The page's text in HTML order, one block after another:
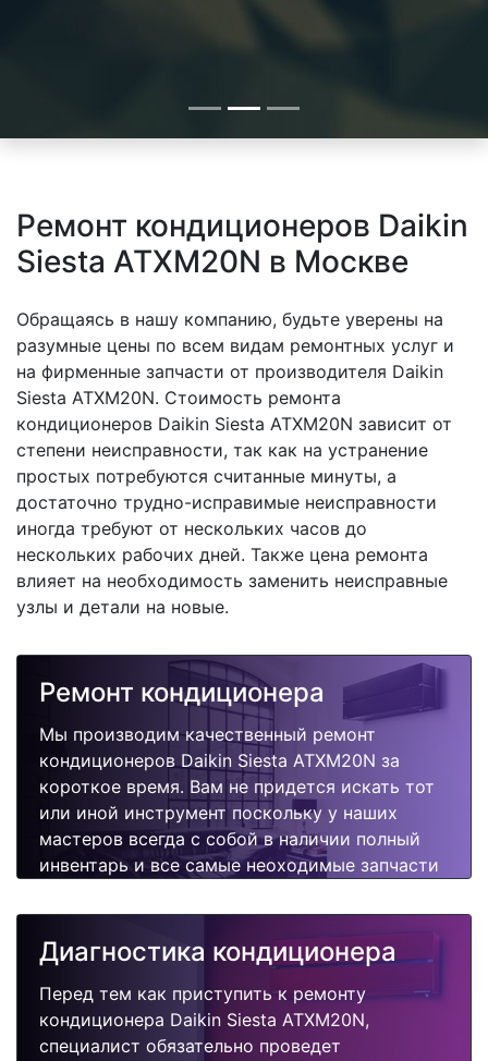
Ремонт кондиционеров Daikin
Siesta ATXM20N в Москве
Обращаясь в нашу компанию, будьте уверены на
разумные цены по всем видам ремонтных услуг и
на фирменные запчасти от производителя Daikin
Siesta ATXM20N. Стоимость ремонта
кондиционеров Daikin Siesta ATXM20N зависит от
степени неисправности, так как на устранение
простых потребуются считанные минуты, а
достаточно трудно-исправимые неисправности
иногда требуют от нескольких часов до
нескольких рабочих дней. Также цена ремонта
влияет на необходимость заменить неисправные
узлы и детали на новые.
Ремонт кондиционера
Мы производим качественный ремонт
кондиционеров Daikin Siesta ATXM20N за
короткое время. Вам не придется искать тот
или иной инструмент поскольку у наших
мастеров всегда с собой в наличии полный
инвентарь и все самые неоходимые запчасти
быстро, качественно и недорого.
Диагностика кондиционера
Перед тем как приступить к ремонту
кондиционера Daikin Siesta ATXM20N,
специалист обязательно проведет